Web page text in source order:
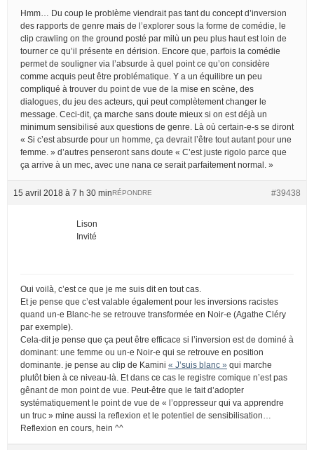
Hmm… Du coup le problème viendrait pas tant du concept d’inversion
des rapports de genre mais de l’explorer sous la forme de comédie, le
clip crawling on the ground posté par milù un peu plus haut est loin de
tourner ce qu’il présente en dérision. Encore que, parfois la comédie
permet de souligner via l’absurde à quel point ce qu’on considère
comme acquis peut être problématique. Y a un équilibre un peu
compliqué à trouver du point de vue de la mise en scène, des
dialogues, du jeu des acteurs, qui peut complètement changer le
message. Ceci-dit, ça marche sans doute mieux si on est déjà un
minimum sensibilisé aux questions de genre. Là où certain-e-s se diront
« Si c’est absurde pour un homme, ça devrait l’être tout autant pour une
femme. » d’autres penseront sans doute « C’est juste rigolo parce que
ça arrive à un mec, avec une nana ce serait parfaitement normal. »
15 avril 2018 à 7 h 30 min #39438
RÉPONDRE
Lison
Invité
Oui voilà, c’est ce que je me suis dit en tout cas.
Et je pense que c’est valable également pour les inversions racistes
quand un-e Blanc-he se retrouve transformée en Noir-e (Agathe Cléry
par exemple).
Cela-dit je pense que ça peut être efficace si l’inversion est de dominé à
dominant: une femme ou un-e Noir-e qui se retrouve en position
dominante. je pense au clip de Kamini « J’suis blanc » qui marche
plutôt bien à ce niveau-là. Et dans ce cas le registre comique n’est pas
gênant de mon point de vue. Peut-être que le fait d’adopter
systématiquement le point de vue de « l’oppresseur qui va apprendre
un truc » mine aussi la reflexion et le potentiel de sensibilisation…
Reflexion en cours, hein ^^